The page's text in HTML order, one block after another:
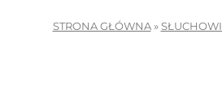
STRONA GŁÓWNA»